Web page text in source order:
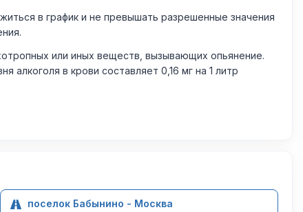
в график и не превышать разрешенные значения
или иных веществ, вызывающих опьянение.
в крови составляет 0,16 мг на 1 литр
поселок Бабынино - Москва